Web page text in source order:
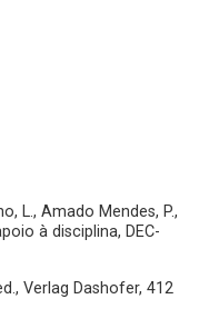
L., Amado Mendes, P.,
à disciplina, DEC-
Verlag Dashofer, 412